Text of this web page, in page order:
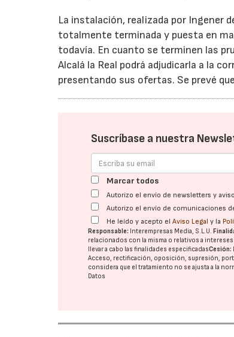
La instalación, realizada por Ingener
totalmente terminada y puesta en
todavía. En cuanto se terminen las
Alcalá la Real podrá adjudicarla a la
presentando sus ofertas. Se prevé
Suscríbase a nuestra
Marcar todos
Autorizo el envío de newsletters y
Autorizo el envío de comunicaciones
He leído y acepto elAviso Legal y la
Responsable: Interempresas Media, S.L.U.
relacionados con la misma o relativos a
llevar a cabo las finalidades especificadasCesión:
Acceso, rectificación, oposición, supresión,
considera que el tratamiento no se ajusta a la
Datos